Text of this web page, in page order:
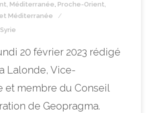
Méditerranée, Proche-Orient,
Méditerranée
Syrie
20 février 2023 rédigé
Lalonde, Vice-
et membre du Conseil
de Geopragma.